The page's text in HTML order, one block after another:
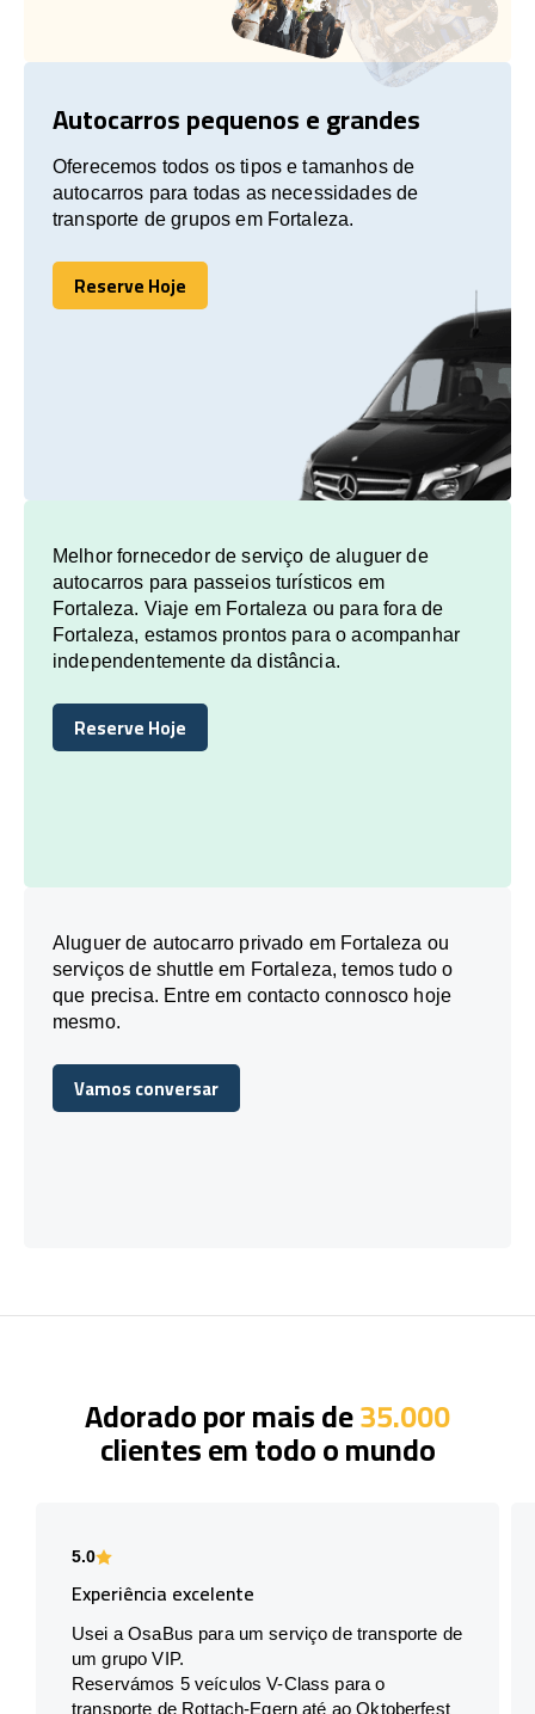
Autocarros pequenos e grandes
Oferecemos todos os tipos e tamanhos de
autocarros para todas as necessidades de
transporte de grupos em Fortaleza.
Reserve Hoje
Reserve Hoje
Melhor fornecedor de serviço de aluguer de
autocarros para passeios turísticos em
Fortaleza. Viaje em Fortaleza ou para fora de
Fortaleza, estamos prontos para o acompanhar
independentemente da distância.
Reserve Hoje
Reserve Hoje
Aluguer de autocarro privado em Fortaleza ou
serviços de shuttle em Fortaleza, temos tudo o
que precisa. Entre em contacto connosco hoje
mesmo.
Vamos conversar
Vamos conversar
Adorado por mais de35.000
clientes em todo o mundo
5.0
Experiência excelente
Usei a OsaBus para um serviço de transporte de
um grupo VIP.
Reservámos 5 veículos V-Class para o
transporte de Rottach-Egern até ao Oktoberfest